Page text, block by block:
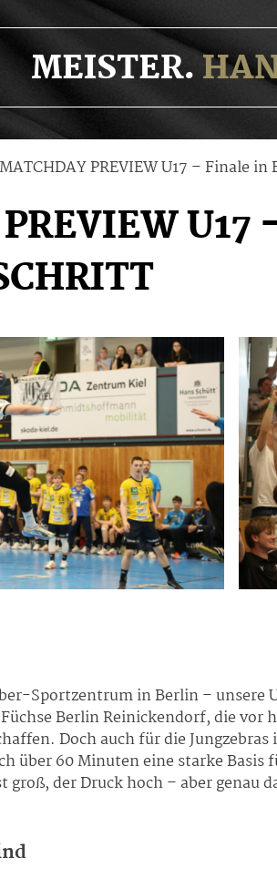
MEISTER.
MATCHDAY PREVIEW U17 – Finale
Sportzentrum in Berlin – unsere
Füchse Berlin Reinickendorf, die vor
Doch auch für die
über 60 Minuten eine starke Basis
groß, der Druck hoch – aber genau